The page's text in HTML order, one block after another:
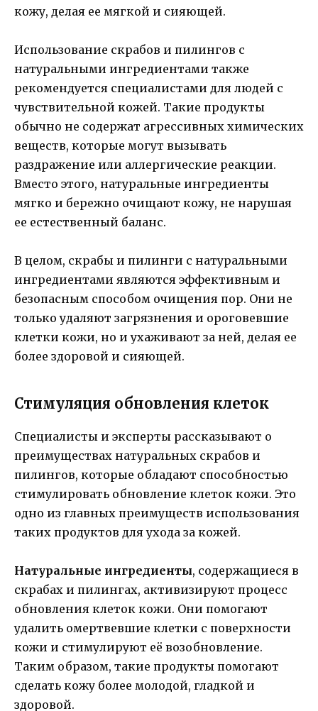
кожу, делая ее мягкой и сияющей.
Использование скрабов и пилингов с
натуральными ингредиентами также
рекомендуется специалистами для людей с
чувствительной кожей. Такие продукты
обычно не содержат агрессивных химических
веществ, которые могут вызывать
раздражение или аллергические реакции.
Вместо этого, натуральные ингредиенты
мягко и бережно очищают кожу, не нарушая
ее естественный баланс.
В целом, скрабы и пилинги с натуральными
ингредиентами являются эффективным и
безопасным способом очищения пор. Они не
только удаляют загрязнения и ороговевшие
клетки кожи, но и ухаживают за ней, делая ее
более здоровой и сияющей.
Стимуляция обновления клеток
Специалисты и эксперты рассказывают о
преимуществах натуральных скрабов и
пилингов, которые обладают способностью
стимулировать обновление клеток кожи. Это
одно из главных преимуществ использования
таких продуктов для ухода за кожей.
Натуральные ингредиенты, содержащиеся в
скрабах и пилингах, активизируют процесс
обновления клеток кожи. Они помогают
удалить омертвевшие клетки с поверхности
кожи и стимулируют её возобновление.
Таким образом, такие продукты помогают
сделать кожу более молодой, гладкой и
здоровой.